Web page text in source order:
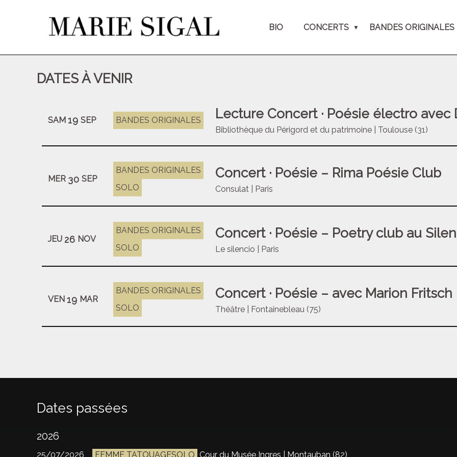
BIO CONCERTS BANDES ORIGINALES
DATES À VENIR
SAM 19 SEP BANDES ORIGINALES Lecture Concert · Poésie électro avec
Bibliothèque du Périgord et du patrimoine | Toulouse (31)
MER 30 SEP
BANDES ORIGINALES
SOLO
Concert · Poésie – Rima Poésie Club
Consulat | Paris
JEU 26 NOV
BANDES ORIGINALES
SOLO
Concert · Poésie – Poetry club au
Le silencio | Paris
VEN 19 MAR
BANDES ORIGINALES
SOLO
Concert · Poésie – avec Marion Fritsch
Théâtre | Fontainebleau (75)
Dates passées
2026
25/07/2026 FEMME TATOUAGESOLO Cour du Musée Ingres | Montauban (82)